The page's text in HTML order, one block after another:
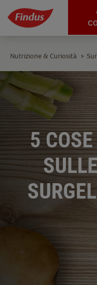
5
Nutrizione & Curiosità >